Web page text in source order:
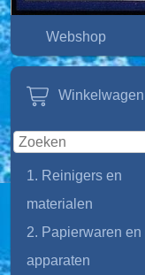
Webshop
1. Reinigers en
materialen
2. Papierwaren en
apparaten